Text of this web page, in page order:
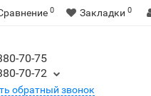
0 Закладки 0
70-75
70-72
обратный звонок